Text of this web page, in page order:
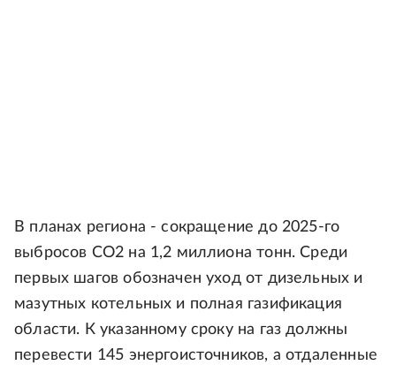
В планах региона - сокращение до 2025-го
выбросов СО2 на 1,2 миллиона тонн. Среди
первых шагов обозначен уход от дизельных и
мазутных котельных и полная газификация
области. К указанному сроку на газ должны
перевести 145 энергоисточников, а отдаленные